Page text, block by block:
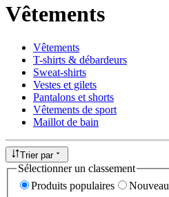
Vêtements
Vêtements
T-shirts & débardeurs
Sweat-shirts
Vestes et gilets
Pantalons et shorts
Vêtements de sport
Maillot de bain
Trier par
Sélectionner un classement
Produits populaires
Nouveau